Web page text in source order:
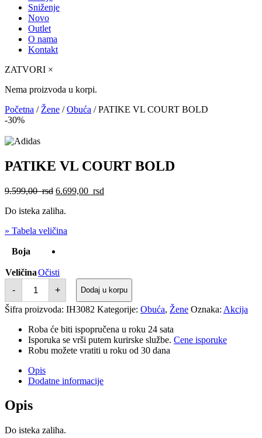
Sniženje
Novo
Outlet
O nama
Kontakt
ZATVORI ×
Nema proizvoda u korpi.
Početna / Žene /Obuća / PATIKE VL COURT BOLD
-30%
PATIKE VL COURT BOLD
9.599,00rsd Originalna
je
9.599,00
6.699,00 rsd
Do isteka zaliha.
» Tabela veličina
Boja
VeličinaOčisti
-
PATIKE
COURT
BOLD
+ Dodaj u korpu
Šifra proizvoda: IH3082 Kategorije: Obuća, Žene Oznaka: Akcija
Roba će biti ispopručena u roku 24 sata
Isporuka se vrši putem kurirske službe. Cene isporuke
Robu možete vratiti u roku od 30 dana
Opis
Dodatne informacije
Opis
Do isteka zaliha.